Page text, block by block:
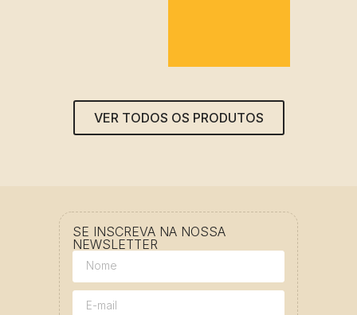
VER TODOS OS PRODUTOS
SE INSCREVA NA NOSSA
NEWSLETTER